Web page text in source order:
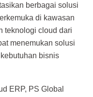
berbagai solusi
di kawasan
teknologi cloud dari
menemukan solusi
bisnis
ERP, PS Global